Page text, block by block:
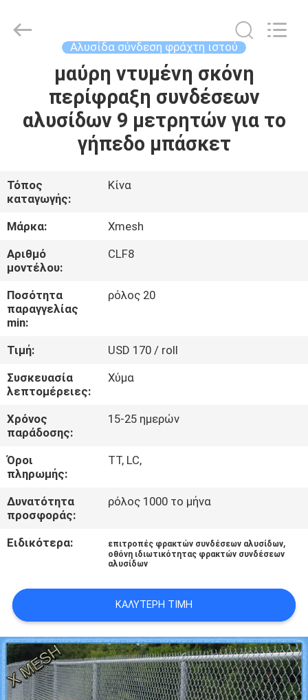
ΠΡΟΪΌΝΤΑ
ΕΜΕΊΣ
ΓΎΡΟΣ
ΕΡΓΟΣΤΑΣΊΩΝ
ΠΟΙΟΤΙΚΌΣ
ΈΛΕΓΧΟΣ
ΜΑΣ
ΕΛΆΤΕ
ΣΕ
ΕΠΑΦΉ
ΜΕ
ΖΗΤΉΣΤΕ
ΈΝΑ
ΑΠΌΣΠΑΣΜΑ
SITEMAP
PRIVACY
POLICY
MFG
Αλυσίδα σύνδεση φράχτη ιστού
μαύρη ντυμένη σκόνη
περίφραξη συνδέσεων
αλυσίδων 9 μετρητών για το
γήπεδο μπάσκετ
Τόπος
καταγωγής:
Κίνα
Μάρκα:
Xmesh
Αριθμό
μοντέλου:
CLF8
Ποσότητα
παραγγελίας
min:
ρόλος 20
Τιμή:
USD 170 / roll
Συσκευασία
λεπτομέρειες:
Χύμα
Χρόνος
παράδοσης:
15-25 ημερών
Όροι
πληρωμής:
TT, LC,
Δυνατότητα
προσφοράς:
ρόλος 1000 το μήνα
Ειδικότερα: επιτροπές φρακτών συνδέσεων αλυσίδων,
οθόνη ιδιωτικότητας φρακτών συνδέσεων
αλυσίδων
ΚΑΛΎΤΕΡΗ ΤΙΜΉ